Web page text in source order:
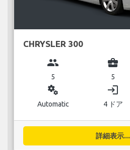
CHRYSLER 300
group
5
business_center
5
miscellaneous_services
Automatic
login
4 ドア
詳細表示...